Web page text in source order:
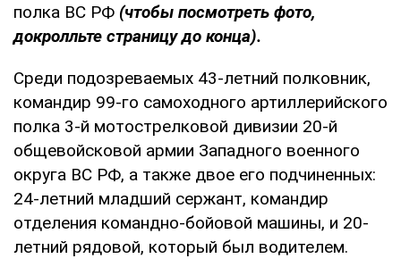
полка ВС РФ (чтобы посмотреть фото,
докролльте страницу до конца).
Среди подозреваемых 43-летний полковник,
командир 99-го самоходного артиллерийского
полка 3-й мотострелковой дивизии 20-й
общевойсковой армии Западного военного
округа ВС РФ, а также двое его подчиненных:
24-летний младший сержант, командир
отделения командно-бойовой машины, и 20-
летний рядовой, который был водителем.